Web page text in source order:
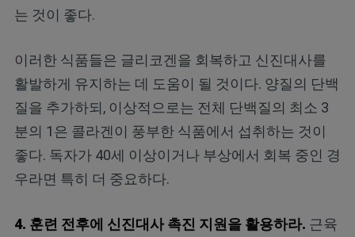
는 것이 좋다.
이러한 식품들은 글리코겐을 회복하고 신진대사를
활발하게 유지하는 데 도움이 될 것이다. 양질의 단백
질을 추가하되, 이상적으로는 전체 단백질의 최소 3
분의 1은 콜라겐이 풍부한 식품에서 섭취하는 것이
좋다. 독자가 40세 이상이거나 부상에서 회복 중인 경
우라면 특히 더 중요하다.
4. 훈련 전후에 신진대사 촉진 지원을 활용하라. 근육